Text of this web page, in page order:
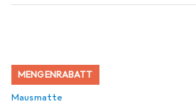
MENGENRABATT
Mausmatte